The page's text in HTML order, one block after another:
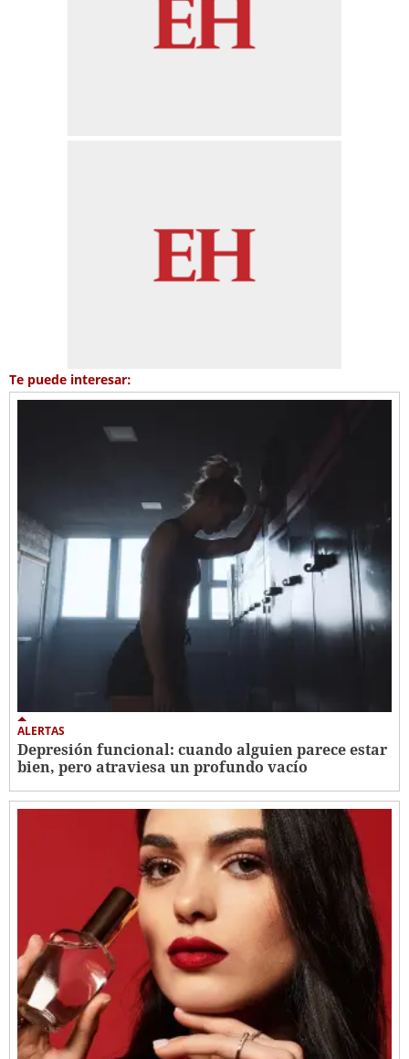
Te puede interesar:
ALERTAS
Depresión funcional: cuando alguien parece estar
bien, pero atraviesa un profundo vacío